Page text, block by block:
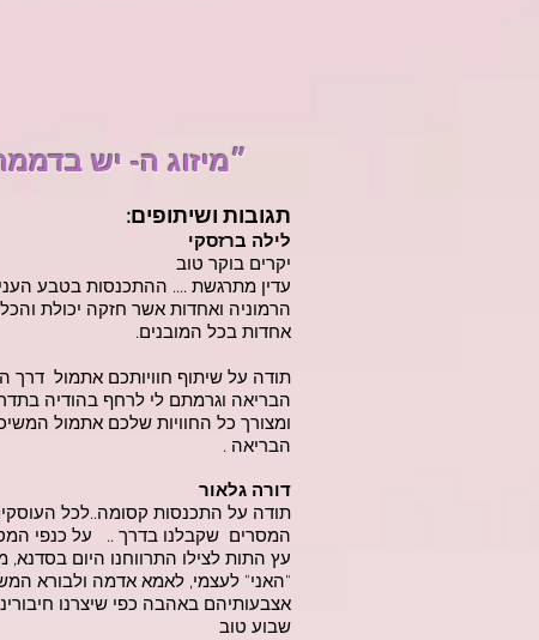
״מיזוג ה- יש
תגובות ושיתופים:
לילה ברזסקי
יקרים בוקר טוב
עדין מתרגשת .... ההתכנסות בטבע
הרמוניה ואחדות אשר חזקה יכולת
אחדות בכל המובנים.
תודה על שיתוף חוויותכם אתמול
הבריאה וגרמתם לי לרחף בהודיה בתדר
ומצורך כל החוויות שלכם אתמול
הבריאה .
דורה גלאור
תודה על התכנסות קסומה..לכל
המסרים שקבלנו בדרך .. על כנפי
עץ התות לצילו התרווחנו היום
"האני" לעצמי, לאמא אדמה ולבורא
אצבעותיהם באהבה כפי שיצרנו
שבוע טוב